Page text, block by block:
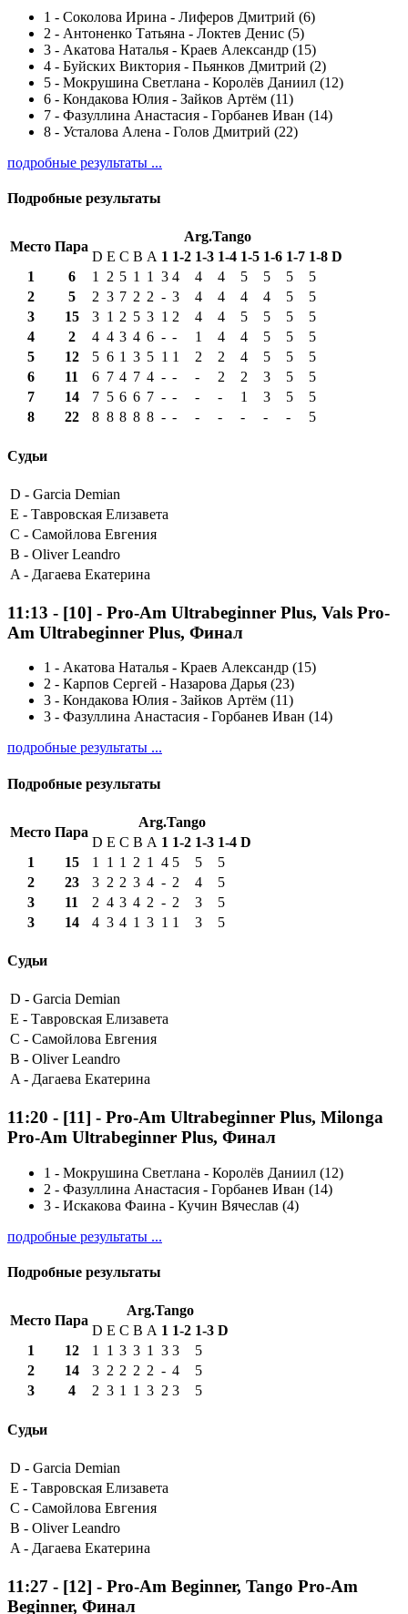
1 - Соколова Ирина - Лиферов Дмитрий (6)
2 - Антоненко Татьяна - Локтев Денис (5)
3 - Акатова Наталья - Краев Александр (15)
4 - Буйских Виктория - Пьянков Дмитрий (2)
5 - Мокрушина Светлана - Королёв Даниил (12)
6 - Кондакова Юлия - Зайков Артём (11)
7 - Фазуллина Анастасия - Горбанев Иван (14)
8 - Усталова Алена - Голов Дмитрий (22)
подробные результаты ...
Подробные результаты
Место Пара
Arg.Tango
D E C B A 1 1-2 1-3 1-4 1-5 1-6 1-7 1-8 D
1
6 1 2 5 1 1 3 4 4 4 5 5 5
5
2
5 2 3 7 2 2 - 3 4 4 4 4 5
5
3
15 3 1 2 5 3 1 2 4 4 5 5 5
5
4
2 4 4 3 4 6 - - 1 4 4 5 5
5
5
12 5 6 1 3 5 1 1 2 2 4 5 5
5
6
11 6 7 4 7 4 - - - 2 2 3 5
5
7
14 7 5 6 6 7 - - - - 1 3 5
5
8
22 8 8 8 8 8 - - - - - - - 5
Судьи
D - Garcia Demian
E - Тавровская Елизавета
C - Самойлова Евгения
B - Oliver Leandro
A - Дагаева Екатерина
11:13 - [10] - Pro-Am Ultrabeginner Plus, Vals Pro-
Am Ultrabeginner Plus, Финал
1 - Акатова Наталья - Краев Александр (15)
2 - Карпов Сергей - Назарова Дарья (23)
3 - Кондакова Юлия - Зайков Артём (11)
3 - Фазуллина Анастасия - Горбанев Иван (14)
подробные результаты ...
Подробные результаты
Место Пара
Arg.Tango
D E C B A 1 1-2 1-3 1-4 D
1
15 1 1 1 2 1 4 5 5
5
2
23 3 2 2 3 4 - 2 4
5
3
11 2 4 3 4 2 - 2 3
5
3
14 4 3 4 1 3 1 1 3 5
Судьи
D - Garcia Demian
E - Тавровская Елизавета
C - Самойлова Евгения
B - Oliver Leandro
A - Дагаева Екатерина
11:20 - [11] - Pro-Am Ultrabeginner Plus, Milonga
Pro-Am Ultrabeginner Plus, Финал
1 - Мокрушина Светлана - Королёв Даниил (12)
2 - Фазуллина Анастасия - Горбанев Иван (14)
3 - Искакова Фаина - Кучин Вячеслав (4)
подробные результаты ...
Подробные результаты
Место Пара
Arg.Tango
D E C B A 1 1-2 1-3 D
1
12 1 1 3 3 1 3 3
5
2
14 3 2 2 2 2 - 4
5
3
4 2 3 1 1 3 2 3 5
Судьи
D - Garcia Demian
E - Тавровская Елизавета
C - Самойлова Евгения
B - Oliver Leandro
A - Дагаева Екатерина
11:27 - [12] - Pro-Am Beginner, Tango Pro-Am
Beginner, Финал